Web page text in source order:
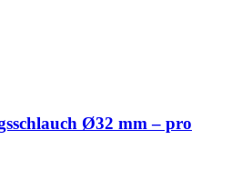
Ø32 mm – pro